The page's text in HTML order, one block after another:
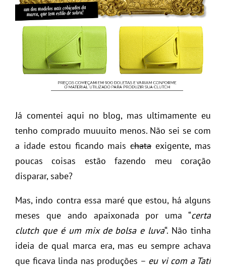
Já comentei aqui no blog, mas ultimamente eu
tenho comprado muuuito menos. Não sei se com
a idade estou ficando maischataexigente, mas
poucas coisas estão fazendo meu coração
disparar, sabe?
Mas, indo contra essa maré que estou, há alguns
meses que ando apaixonada por uma “certa
clutch que é um mix de bolsa e luva“. Não tinha
ideia de qual marca era, mas eu sempre achava
que ficava linda nas produções – eu vi com a Tati